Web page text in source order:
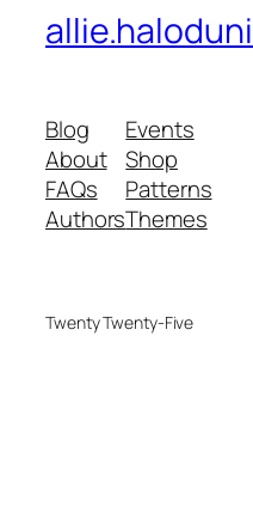
Blog
About
FAQs
Authors
Events
Shop
Patterns
Themes
Twenty Twenty-Five